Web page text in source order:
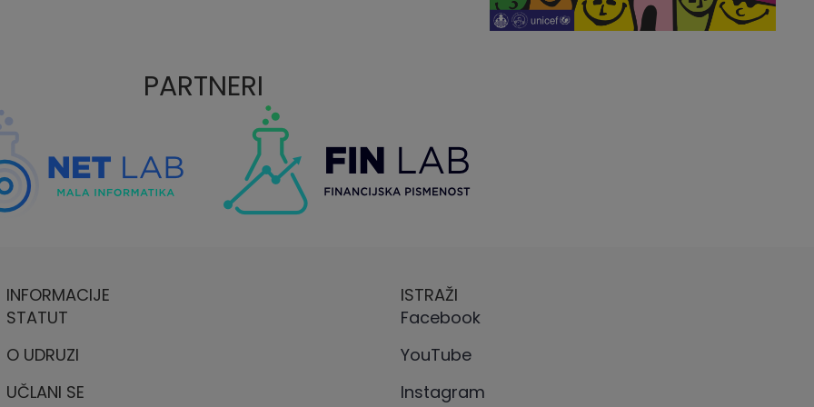
PARTNERI
INFORMACIJE
STATUT
O UDRUZI
UČLANI SE
ISTRAŽI
Facebook
YouTube
Instagram